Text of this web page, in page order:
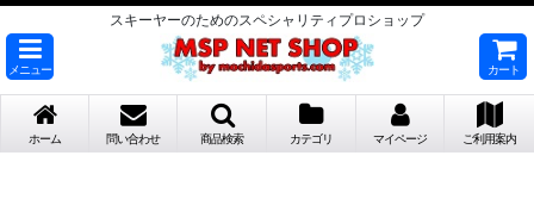
スキーヤーのためのスペシャリティプロショップ
メニュー カート
ホーム 問い合わせ 商品検索 カテゴリ マイページ ご利用案内